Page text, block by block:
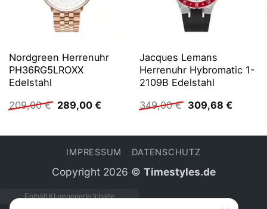
Nordgreen Herrenuhr
PH36RG5LROXX
Edelstahl
209,00€ Ursprünglicher
Preis
209,00 €
289,00 €Aktueller
289,00 €.
Jacques Lemans
Herrenuhr Hybromatic 1-
2109B Edelstahl
349,00€ Ursprünglicher
Preis
349,00 €
309,68 €
309,68
IMPRESSUM DATENSCHUTZ
Copyright 2026 © Timestyles.de